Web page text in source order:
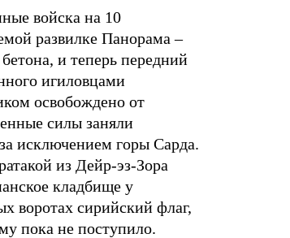
войска на 10
развилке Панорама –
и теперь передний
игиловцами
освобождено от
силы заняли
исключением горы Сарда.
из Дейр-эз-Зора
кладбище у
воротах сирийский флаг,
пока не поступило.